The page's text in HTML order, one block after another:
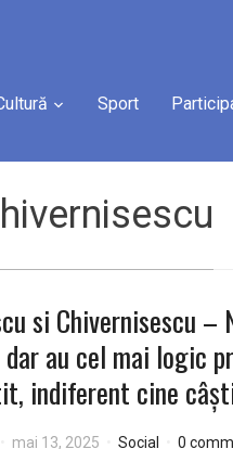
Sport
si Chivernisescu –
au cel mai logic
indiferent cine
mai 13, 2025 Social 0